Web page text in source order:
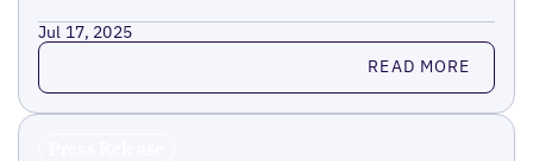
Jul 17, 2025
Read more READ MORE